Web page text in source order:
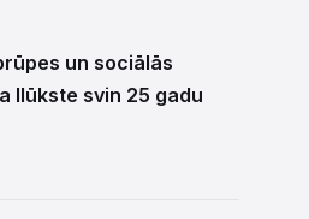
un sociālās
Ilūkste svin 25 gadu